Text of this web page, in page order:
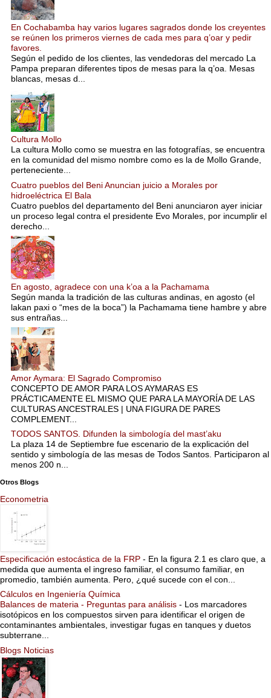
En Cochabamba hay varios lugares sagrados donde los creyentes
se reúnen los primeros viernes de cada mes para q’oar y pedir
favores.
Según el pedido de los clientes, las vendedoras del mercado La
Pampa preparan diferentes tipos de mesas para la q’oa. Mesas
blancas, mesas d...
Cultura Mollo
La cultura Mollo como se muestra en las fotografías, se encuentra
en la comunidad del mismo nombre como es la de Mollo Grande,
perteneciente...
Cuatro pueblos del Beni Anuncian juicio a Morales por
hidroeléctrica El Bala
Cuatro pueblos del departamento del Beni anunciaron ayer iniciar
un proceso legal contra el presidente Evo Morales, por incumplir el
derecho...
En agosto, agradece con una k’oa a la Pachamama
Según manda la tradición de las culturas andinas, en agosto (el
lakan paxi o “mes de la boca”) la Pachamama tiene hambre y abre
sus entrañas...
Amor Aymara: El Sagrado Compromiso
CONCEPTO DE AMOR PARA LOS AYMARAS ES
PRÁCTICAMENTE EL MISMO QUE PARA LA MAYORÍA DE LAS
CULTURAS ANCESTRALES | UNA FIGURA DE PARES
COMPLEMENT...
TODOS SANTOS. Difunden la simbología del mast’aku
La plaza 14 de Septiembre fue escenario de la explicación del
sentido y simbología de las mesas de Todos Santos. Participaron al
menos 200 n...
Otros Blogs
Econometria
Especificación estocástica de la FRP - En la figura 2.1 es claro que, a
medida que aumenta el ingreso familiar, el consumo familiar, en
promedio, también aumenta. Pero, ¿qué sucede con el con...
Cálculos en Ingeniería Química
Balances de materia - Preguntas para análisis - Los marcadores
isotópicos en los compuestos sirven para identificar el origen de
contaminantes ambientales, investigar fugas en tanques y duetos
subterrane...
Blogs Noticias